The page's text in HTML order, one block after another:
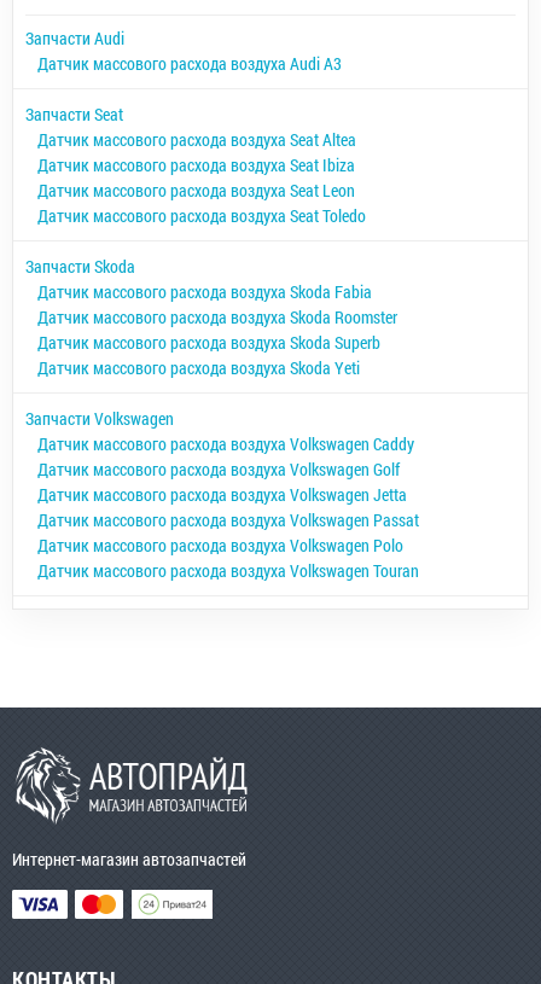
Запчасти Audi
Датчик массового расхода воздуха Audi A3
Запчасти Seat
Датчик массового расхода воздуха Seat Altea
Датчик массового расхода воздуха Seat Ibiza
Датчик массового расхода воздуха Seat Leon
Датчик массового расхода воздуха Seat Toledo
Запчасти Skoda
Датчик массового расхода воздуха Skoda Fabia
Датчик массового расхода воздуха Skoda Roomster
Датчик массового расхода воздуха Skoda Superb
Датчик массового расхода воздуха Skoda Yeti
Запчасти Volkswagen
Датчик массового расхода воздуха Volkswagen Caddy
Датчик массового расхода воздуха Volkswagen Golf
Датчик массового расхода воздуха Volkswagen Jetta
Датчик массового расхода воздуха Volkswagen Passat
Датчик массового расхода воздуха Volkswagen Polo
Датчик массового расхода воздуха Volkswagen Touran
Интернет-магазин автозапчастей